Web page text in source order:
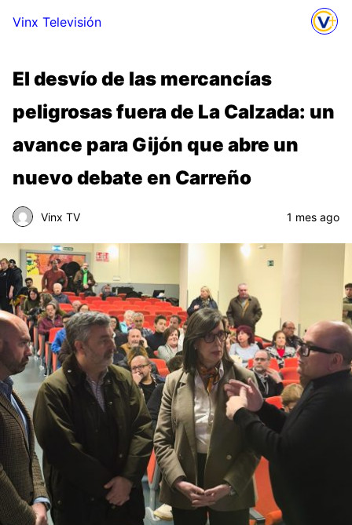
Vinx Televisión
El desvío de las mercancías
peligrosas fuera de La Calzada: un
avance para Gijón que abre un
nuevo debate en Carreño
Vinx TV 1 mes ago